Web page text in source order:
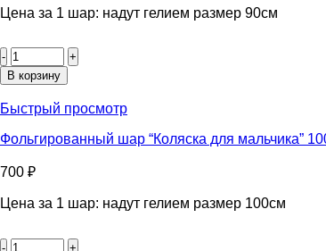
Цена за 1 шар: надут гелием размер 90см
товара
Фольгированный
"Воздушный
розовый"
В корзину
Быстрый просмотр
Фольгированный шар “Коляска для мальчика”
700 ₽
Цена за 1 шар: надут гелием размер 100см